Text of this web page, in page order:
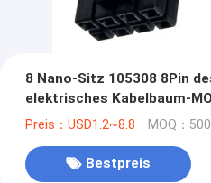
8 Nano-Sitz 105308 8Pin
elektrisches Kabelbaum-
Preis：USD1.2~8.8 MOQ：500
Bestpreis